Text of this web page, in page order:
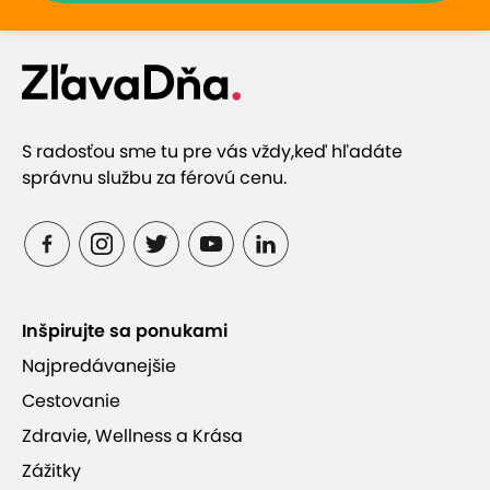
S radosťou sme tu pre vás vždy,keď hľadáte
správnu službu za férovú cenu.
Inšpirujte sa ponukami
Najpredávanejšie
Cestovanie
Zdravie, Wellness a Krása
Zážitky